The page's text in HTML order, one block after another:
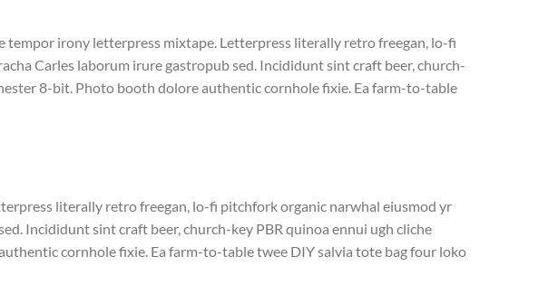
tempor irony letterpress mixtape. Letterpress literally retro freegan, lo-fi
Carles laborum irure gastropub sed. Incididunt sint craft beer, church-
8-bit. Photo booth dolore authentic cornhole fixie. Ea farm-to-table
literally retro freegan, lo-fi pitchfork organic narwhal eiusmod yr
Incididunt sint craft beer, church-key PBR quinoa ennui ugh cliche
cornhole fixie. Ea farm-to-table twee DIY salvia tote bag four loko